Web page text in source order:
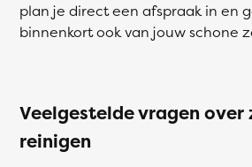
plan je direct een afspraak in en
binnenkort ook van jouw schone
Veelgestelde vragen over
reinigen